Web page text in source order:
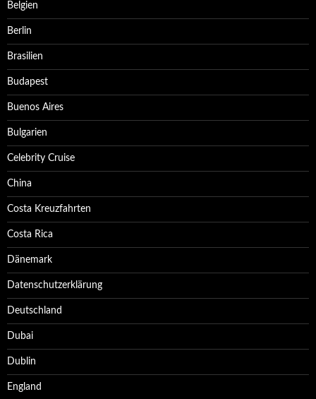
Belgien
Berlin
Brasilien
Budapest
Buenos Aires
Bulgarien
Celebrity Cruise
China
Costa Kreuzfahrten
Costa Rica
Dänemark
Datenschutzerklärung
Deutschland
Dubai
Dublin
England